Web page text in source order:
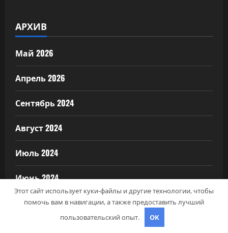
АРХИВ
Май 2026
Апрель 2026
Сентябрь 2024
Август 2024
Июль 2024
Июнь 2024
Май 2024
Этот сайт использует куки-файлы и другие технологии, чтобы
помочь вам в навигации, а также предоставить лучший
пользовательский опыт.
OK